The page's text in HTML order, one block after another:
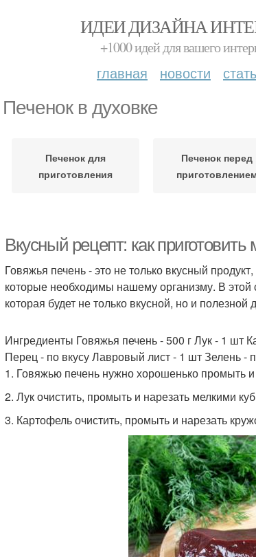
ИДЕИ ДИЗАЙНА
+1000 идей для вашего
главная новости
Печенок в духовке
Печенок для
приготовления
Печенок перед
Вкусный рецепт: как
Говяжья печень - это не только вкусный
которые необходимы нашему организму. В этой
которая будет не только вкусной, но и полезной
Ингредиенты Говяжья печень - 500 г Лук - 1 шт
Перец - по вкусу Лавровый лист - 1 шт Зелень -
1. Говяжью печень нужно хорошенько промыть и
2. Лук очистить, промыть и нарезать мелкими
3. Картофель очистить, промыть и нарезать